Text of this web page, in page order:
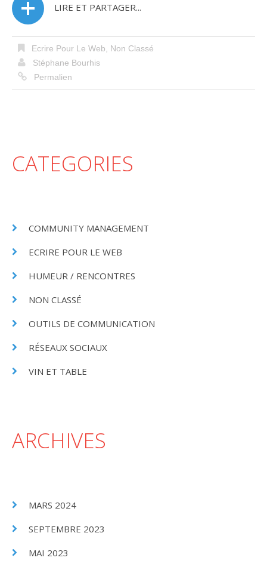
LIRE ET PARTAGER...
Ecrire Pour Le Web
Non Classé
Stéphane Bourhis
Permalien
CATEGORIES
COMMUNITY MANAGEMENT
ECRIRE POUR LE WEB
HUMEUR / RENCONTRES
NON CLASSÉ
OUTILS DE COMMUNICATION
RÉSEAUX SOCIAUX
VIN ET TABLE
ARCHIVES
MARS 2024
SEPTEMBRE 2023
MAI 2023